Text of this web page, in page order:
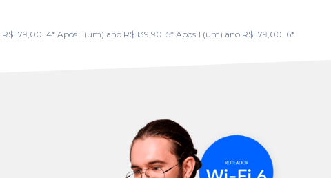
179,00. 4* Após 1 (um) ano R$ 139,90. 5* Após 1 (um) ano R$ 179,00. 6*